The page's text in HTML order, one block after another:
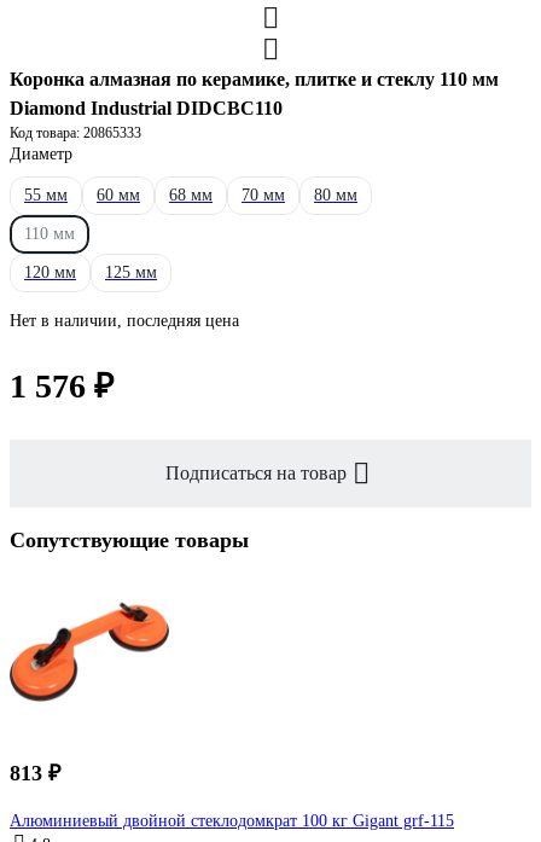
Коронка алмазная по керамике, плитке и стеклу 110 мм
Diamond Industrial DIDCBC110
Код товара: 20865333
Диаметр
55 мм 60 мм 68 мм 70 мм 80 мм
110 мм
120 мм 125 мм
Нет в наличии, последняя цена
1 576 ₽
Подписаться на товар
Сопутствующие товары
813 ₽
Алюминиевый двойной стеклодомкрат 100 кг Gigant grf-115